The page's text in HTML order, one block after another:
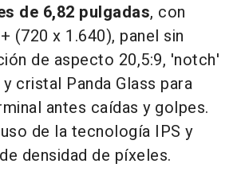
de 6,82 pulgadas, con
(720 x 1.640), panel sin
de aspecto 20,5:9, 'notch'
cristal Panda Glass para
antes caídas y golpes.
de la tecnología IPS y
densidad de píxeles.